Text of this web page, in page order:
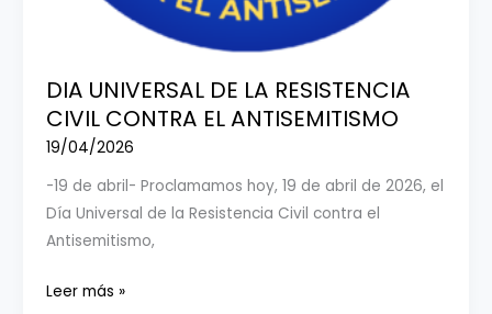
DIA UNIVERSAL DE LA RESISTENCIA
CIVIL CONTRA EL ANTISEMITISMO
19/04/2026
-19 de abril- Proclamamos hoy, 19 de abril de 2026, el
Día Universal de la Resistencia Civil contra el
Antisemitismo,
DIA
Leer más »